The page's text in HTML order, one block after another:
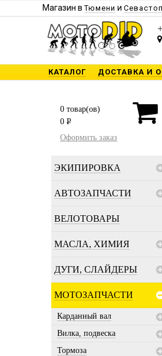
Магазин вТюмени и
КАТАЛОГ ДОСТАВКА И
0 товар(ов)
0 P
Оформить заказ
ЭКИПИРОВКА
АВТОЗАПЧАСТИ
ВЕЛОТОВАРЫ
МАСЛА, ХИМИЯ
ДУГИ, СЛАЙДЕРЫ
МОТОЗАПЧАСТИ
Карданный вал
Вилка, подвеска
Тормоза